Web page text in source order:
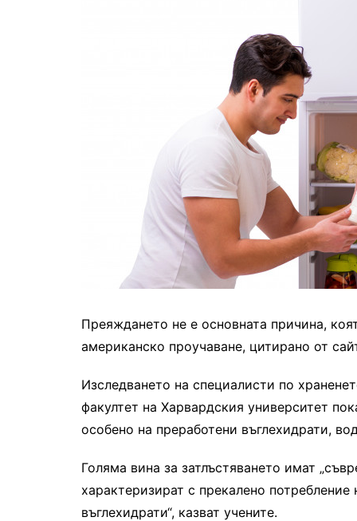
Преяждането не е основната причина,
американско проучаване, цитирано от
Изследването на специалисти по
факултет на Харвардския университет
особено на преработени въглехидрати,
Голяма вина за затлъстяването имат
характеризират с прекалено
въглехидрати“, казват учените.